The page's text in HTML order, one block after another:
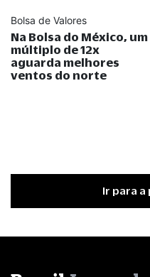
Bolsa de Valores
Na Bolsa do México, um
múltiplo de 12x
aguarda melhores
ventos do norte
Ir para a